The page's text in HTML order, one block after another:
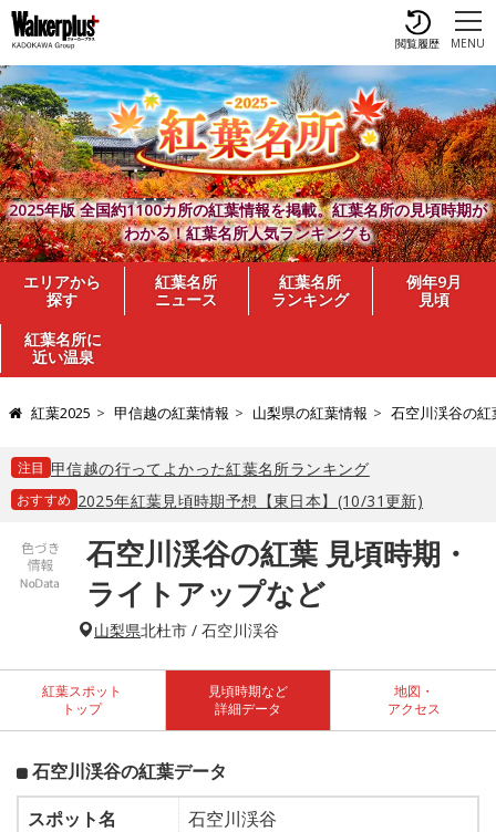
MENU
閲覧履歴
2025年版 全国約1100カ所の紅葉情報を掲載。紅葉名所の見頃時期が
わかる！紅葉名所人気ランキングも
エリアから
探す
紅葉名所
ニュース
紅葉名所
ランキング
例年9月
見頃
紅葉名所に
近い温泉
紅葉2025 甲信越の紅葉情報 山梨県の紅葉情報 石空川渓谷の紅
注目 甲信越の行ってよかった紅葉名所ランキング
おすすめ 2025年紅葉見頃時期予想【東日本】(10/31更新)
石空川渓谷の紅葉 見頃時期・
ライトアップなど
山梨県北杜市 / 石空川渓谷
紅葉スポット
トップ
見頃時期など
詳細データ
地図・
アクセス
石空川渓谷の紅葉データ
スポット名
石空川渓谷